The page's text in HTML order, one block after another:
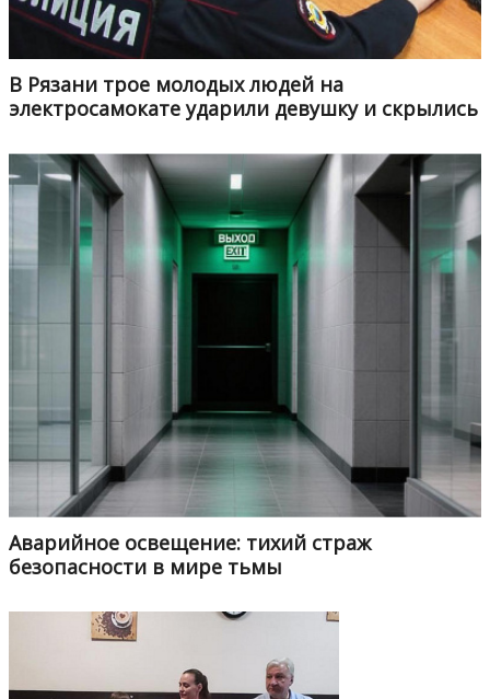
В Рязани трое молодых людей на
электросамокате ударили девушку и скрылись
Аварийное освещение: тихий страж
безопасности в мире тьмы